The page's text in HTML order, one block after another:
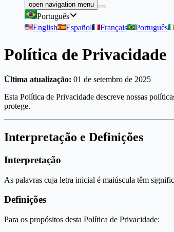
open navigation menu
Português
English
Español Français Português
Política de Privacidade
Última atualização: 01 de setembro de 2025
Esta Política de Privacidade descreve nossas
protege.
Interpretação e Definições
Interpretação
As palavras cuja letra inicial é maiúscula têm
Definições
Para os propósitos desta Política de Privacidade: